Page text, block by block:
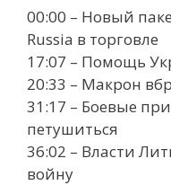
00:00 – Новый
Russia в торговле
17:07 – Помощь
20:33 – Макрон
31:17 – Боевые
петушиться
36:02 – Власти
войну